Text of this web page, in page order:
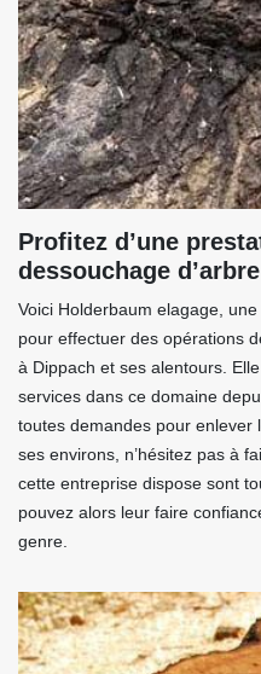
Profitez d’une
dessouchage
Voici Holderbaum elagage,
pour effectuer des opérations
à Dippach et ses alentours.
services dans ce domaine
toutes demandes pour enlever
ses environs, n’hésitez pas à
cette entreprise dispose sont
pouvez alors leur faire
genre.